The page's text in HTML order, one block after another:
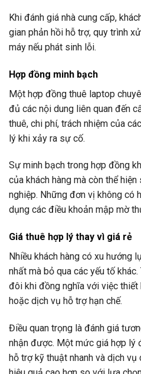
Khi đánh giá nhà cung cấp,
gian phản hồi hỗ trợ, quy trình
máy nếu phát sinh lỗi.
Hợp đồng minh bạch
Một hợp đồng thuê laptop
đủ các nội dung liên quan đến
thuê, chi phí, trách nhiệm của
lý khi xảy ra sự cố.
Sự minh bạch trong hợp đồng
của khách hàng mà còn thể
nghiệp. Những đơn vị không có
dụng các điều khoản mập mờ
Giá thuê hợp lý thay vì giá rẻ
Nhiều khách hàng có xu hướng
nhất mà bỏ qua các yếu tố
đôi khi đồng nghĩa với việc thiết
hoặc dịch vụ hỗ trợ hạn chế.
Điều quan trọng là đánh giá
nhận được. Một mức giá hợp lý
hỗ trợ kỹ thuật nhanh và dịch